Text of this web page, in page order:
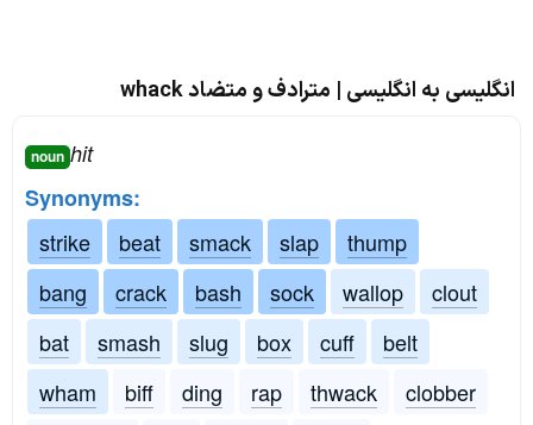
انگلیسی به انگلیسی | مترادف و متضاد whack
noun hit
Synonyms:
strike
beat smack slap
thump
bang
crack bash sock wallop
clout
bat
smash slug box cuff
belt
wham
biff ding rap thwack
clobber